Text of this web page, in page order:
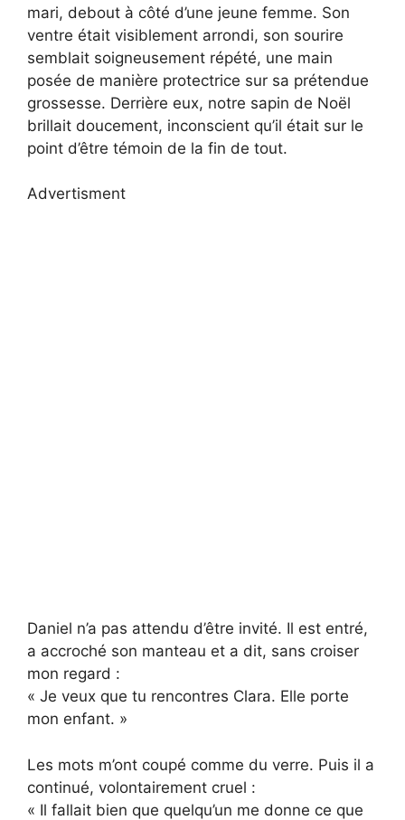
mari, debout à côté d’une jeune femme. Son
ventre était visiblement arrondi, son sourire
semblait soigneusement répété, une main
posée de manière protectrice sur sa prétendue
grossesse. Derrière eux, notre sapin de Noël
brillait doucement, inconscient qu’il était sur le
point d’être témoin de la fin de tout.
Advertisment
Daniel n’a pas attendu d’être invité. Il est entré,
a accroché son manteau et a dit, sans croiser
mon regard :
« Je veux que tu rencontres Clara. Elle porte
mon enfant. »
Les mots m’ont coupé comme du verre. Puis il a
continué, volontairement cruel :
« Il fallait bien que quelqu’un me donne ce que